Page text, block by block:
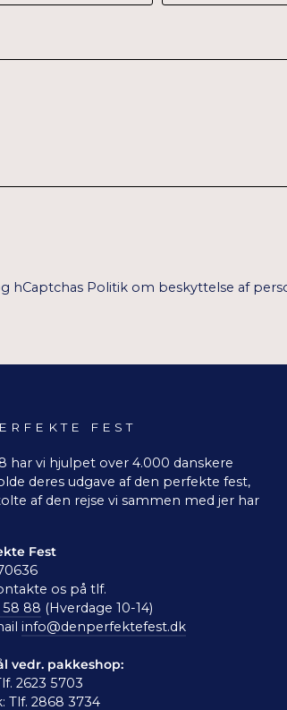
hCaptchas Politik om beskyttelse af
FEST
har vi hjulpet over 4.000 danskere
deres udgave af den perfekte fest,
af den rejse vi sammen med jer har
Fest
os på tlf.
58 88 (Hverdage 10-14)
info@denperfektefest.dk
vedr. pakkeshop:
2623 5703
2868 3734